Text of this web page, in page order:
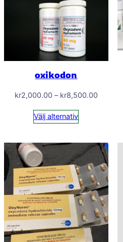
oxikodon
kr2,000.00 – kr8,500.00
Välj alternativ